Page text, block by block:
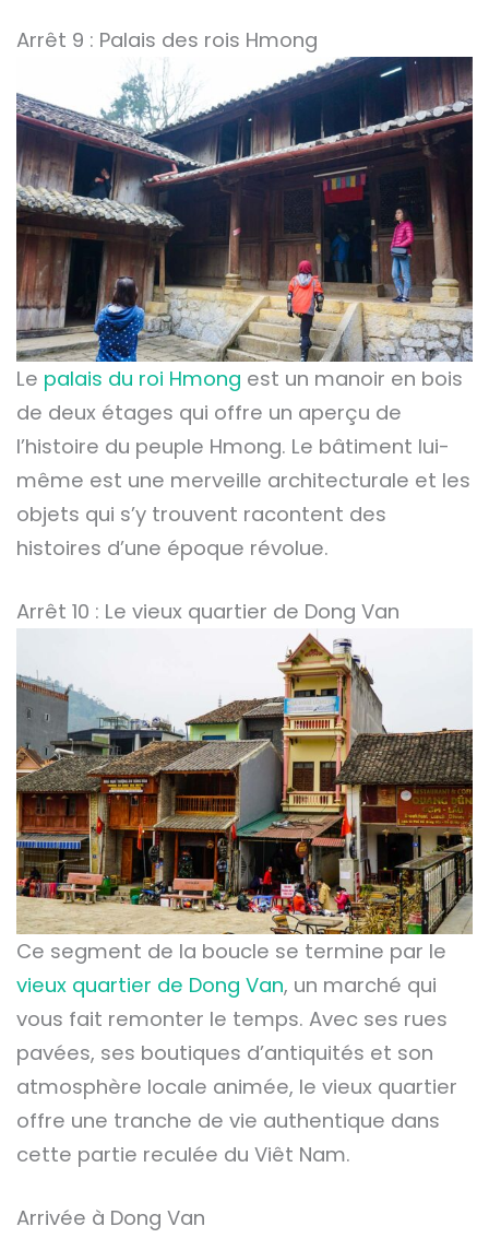
Arrêt 9 : Palais des rois Hmong
Le palais du roi Hmong est un manoir en bois
de deux étages qui offre un aperçu de
l’histoire du peuple Hmong. Le bâtiment lui-
même est une merveille architecturale et les
objets qui s’y trouvent racontent des
histoires d’une époque révolue.
Arrêt 10 : Le vieux quartier de Dong Van
Ce segment de la boucle se termine par le
vieux quartier de Dong Van, un marché qui
vous fait remonter le temps. Avec ses rues
pavées, ses boutiques d’antiquités et son
atmosphère locale animée, le vieux quartier
offre une tranche de vie authentique dans
cette partie reculée du Viêt Nam.
Arrivée à Dong Van